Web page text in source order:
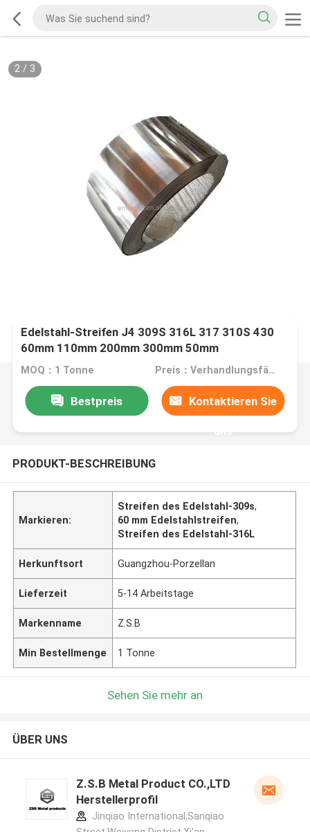
2/ 3
Edelstahl-Streifen J4 309S 316L 317 310S 430
60mm 110mm 200mm 300mm 50mm
MOQ：1 Tonne Preis：Verhandlungsfähig
Bestpreis Kontaktieren Sie
uns
PRODUKT-BESCHREIBUNG
Markieren:
Streifen des Edelstahl-309s,
60 mm Edelstahlstreifen,
Streifen des Edelstahl-316L
Herkunftsort Guangzhou-Porzellan
Lieferzeit 5-14 Arbeitstage
Markenname Z.S.B
Min Bestellmenge 1 Tonne
Sehen Sie mehr an
ÜBER UNS
Z.S.B Metal Product CO.,LTD
Herstellerprofil
Jinqiao International,Sanqiao